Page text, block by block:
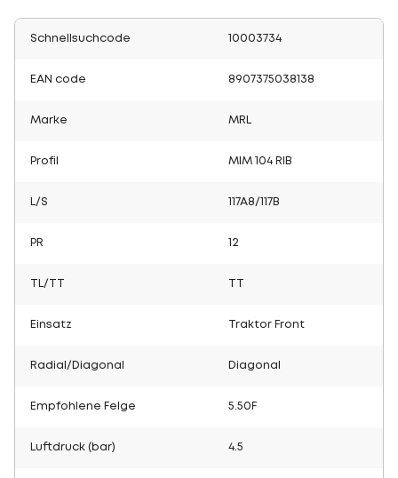
Schnellsuchcode 10003734
EAN code 8907375038138
Marke MRL
Profil MIM 104 RIB
L/S 117A8/117B
PR 12
TL/TT
Einsatz Traktor Front
Radial/Diagonal Diagonal
Empfohlene Felge 5.50F
Luftdruck (bar) 4.5